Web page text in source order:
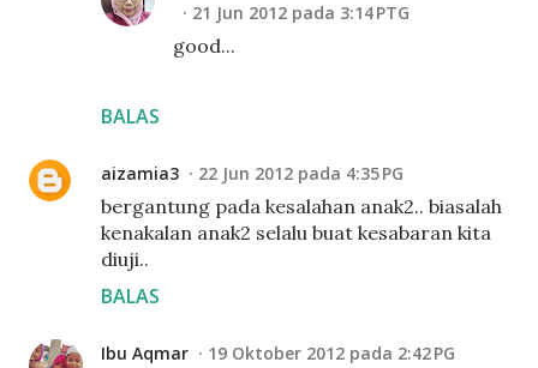
BALAS
21 Jun 2012 pada 3:14 PTG
good...
aizamia3 22 Jun 2012 pada 4:35 PG
bergantung pada kesalahan anak2.. biasalah
kenakalan anak2 selalu buat kesabaran kita
diuji..
BALAS
Ibu Aqmar 19 Oktober 2012 pada 2:42 PG